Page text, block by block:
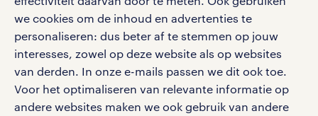
we cookies om de inhoud en advertenties te
personaliseren: dus beter af te stemmen op jouw
interesses, zowel op deze website als op websites
van derden. In onze e-mails passen we dit ook toe.
Voor het optimaliseren van relevante informatie op
andere websites maken we ook gebruik van andere
Volg ons voor de leukste content omtrent
vacatures, solliciteren en inspiratie.
werken bij randstad